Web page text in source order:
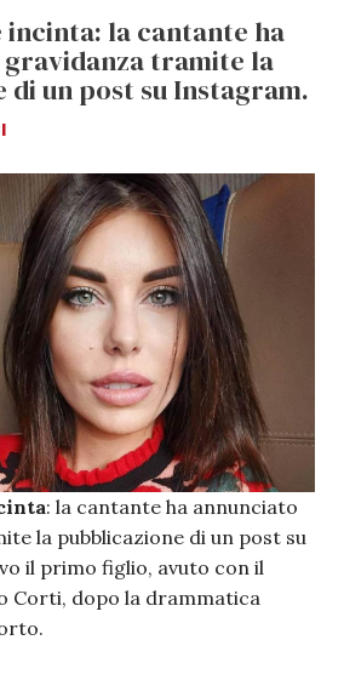
incinta: la cantante ha
tramite la
un post su Instagram.
: la cantante ha annunciato
la pubblicazione di un post su
il primo figlio, avuto con il
Corti, dopo la drammatica